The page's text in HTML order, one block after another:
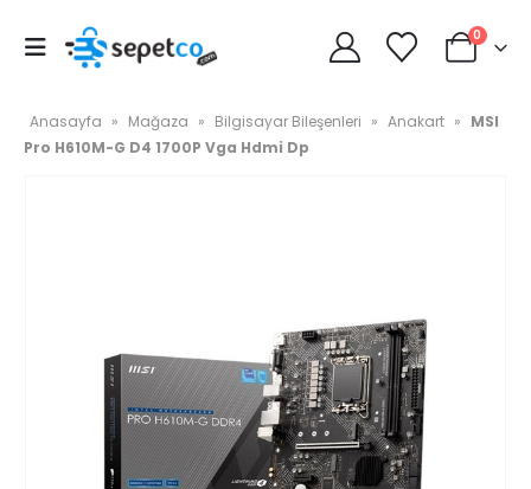
0
Anasayfa » Mağaza » Bilgisayar Bileşenleri » Anakart » MSI
Pro H610M-G D4 1700P Vga Hdmi Dp